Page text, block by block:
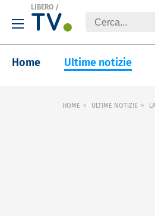
LIBERO /
Home Ultime notizie
HOME ULTIME NOTIZIE